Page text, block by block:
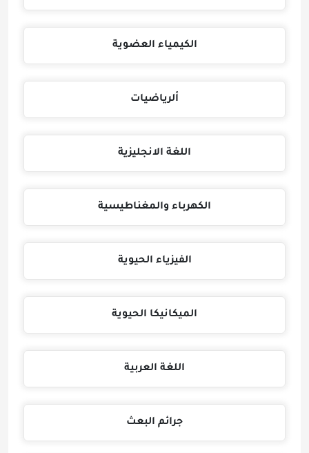
الكيمياء العضوية
ألرياضيات
اللغة الانجليزية
الكهرباء والمغناطيسية
الفيزياء الحيوية
الميكانيكا الحيوية
اللغة العربية
جرائم البعث